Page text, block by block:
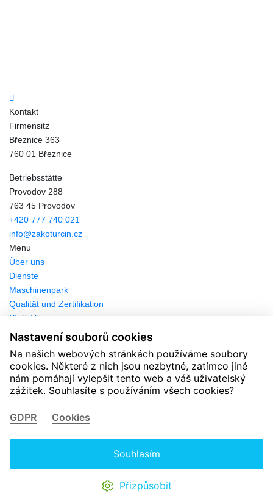
Kontakt
Firmensitz
Březnice 363
760 01 Březnice
Betriebsstätte
Provodov 288
763 45 Provodov
+420 777 740 021
info@zakoturcin.cz
Menu
Über uns
Dienste
Maschinenpark
Qualität und Zertifikation
Statistiken
Kontakte
Karriere
Svářeč
Mechanik lakovny
Mechanik kovoobrábění
Schutz personenbezogener Daten Grundsätze der Verwendung
von Cookies
Reklamní studio
Nastavení souborů cookies
Na našich webových stránkách používáme soubory
cookies. Některé z nich jsou nezbytné, zatímco jiné
nám pomáhají vylepšit tento web a váš uživatelský
zážitek. Souhlasíte s používáním všech cookies?
GDPR Cookies
Souhlasím
Přizpůsobit